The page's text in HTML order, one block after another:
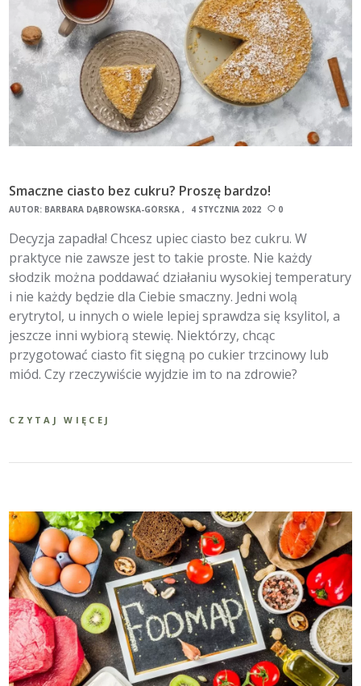
Smaczne ciasto bez cukru? Proszę bardzo!
AUTOR: BARBARA DĄBROWSKA-GÓRSKA 4 STYCZNIA 2022 0
Decyzja zapadła! Chcesz upiec ciasto bez cukru. W
praktyce nie zawsze jest to takie proste. Nie każdy
słodzik można poddawać działaniu wysokiej temperatury
i nie każdy będzie dla Ciebie smaczny. Jedni wolą
erytrytol, u innych o wiele lepiej sprawdza się ksylitol, a
jeszcze inni wybiorą stewię. Niektórzy, chcąc
przygotować ciasto fit sięgną po cukier trzcinowy lub
miód. Czy rzeczywiście wyjdzie im to na zdrowie?
CZYTAJ WIĘCEJ